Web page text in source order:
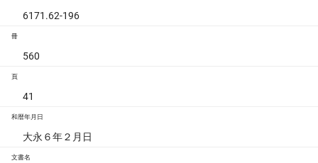
6171.62-196
冊
560
頁
41
和暦年月日
大永６年２月日
文書名